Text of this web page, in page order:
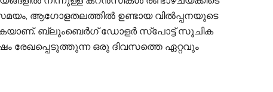
ആഗോളതലത്തിൽ ഉണ്ടായ വിൽപ്പനയുടെ
ബ്ലൂംബെർഗ് ഡോളർ സ്പോട്ട് സൂചിക
രേഖപ്പെടുത്തുന്ന ഒരു ദിവസത്തെ ഏറ്റവും